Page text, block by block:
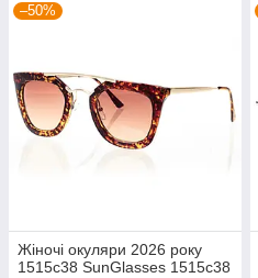
–50%
Жіночі окуляри 2026 року
1515c38 SunGlasses 1515c38